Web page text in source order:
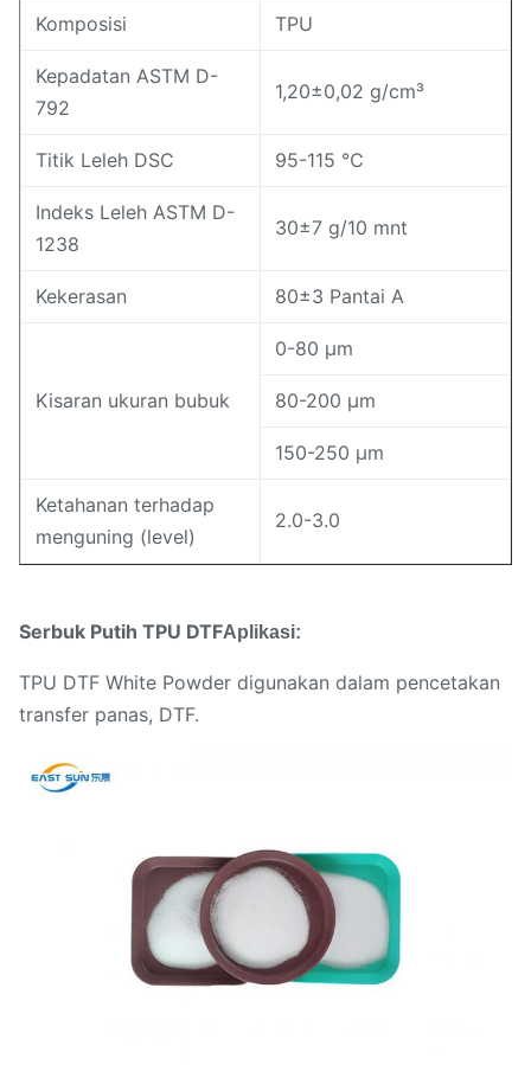
Komposisi TPU
Kepadatan ASTM D-
792
1,20±0,02 g/cm³
Titik Leleh DSC 95-115 ℃
Indeks Leleh ASTM D-
1238
30±7 g/10 mnt
Kekerasan 80±3 Pantai A
Kisaran ukuran bubuk
0-80 μm
80-200 μm
150-250 μm
Ketahanan terhadap
menguning (level)
2.0-3.0
Serbuk Putih TPU DTFAplikasi:
TPU DTF White Powder digunakan dalam pencetakan
transfer panas, DTF.